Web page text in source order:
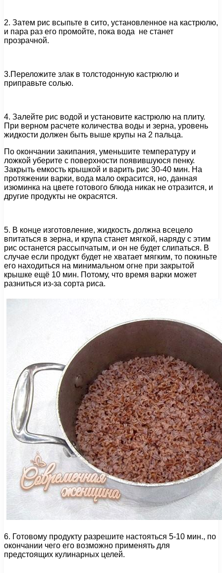
2. Затем рис всыпьте в сито, установленное на кастрюлю,
и пара раз его промойте, пока вода не станет
прозрачной.
3.Переложите злак в толстодонную кастрюлю и
приправьте солью.
4. Залейте рис водой и установите кастрюлю на плиту.
При верном расчете количества воды и зерна, уровень
жидкости должен быть выше крупы на 2 пальца.
По окончании закипания, уменьшите температуру и
ложкой уберите с поверхности появившуюся пенку.
Закрыть емкость крышкой и варить рис 30-40 мин. На
протяжении варки, вода мало окрасится, но, данная
изюминка на цвете готового блюда никак не отразится, и
другие продукты не окрасятся.
5. В конце изготовление, жидкость должна всецело
впитаться в зерна, и крупа станет мягкой, наряду с этим
рис останется рассыпчатым, и он не будет слипаться. В
случае если продукт будет не хватает мягким, то покиньте
его находиться на минимальном огне при закрытой
крышке ещё 10 мин. Потому, что время варки может
разниться из-за сорта риса.
6. Готовому продукту разрешите настояться 5-10 мин., по
окончании чего его возможно применять для
предстоящих кулинарных целей.